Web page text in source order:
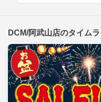
DCM/阿武山店のタイム